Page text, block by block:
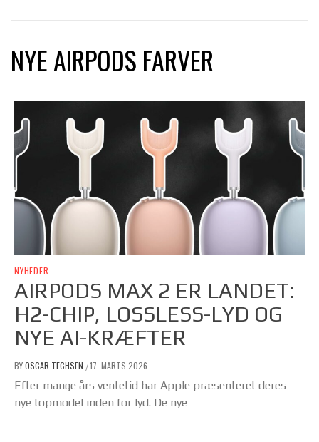
NYE AIRPODS FARVER
NYHEDER
AIRPODS MAX 2 ER LANDET:
H2-CHIP, LOSSLESS-LYD OG
NYE AI-KRÆFTER
BYOSCAR TECHSEN /17. MARTS 2026
Efter mange års ventetid har Apple præsenteret deres
nye topmodel inden for lyd. De nye